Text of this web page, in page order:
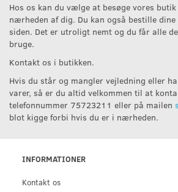
Hos os kan du vælge at besøge vores
nærheden af dig. Du kan også bestille
siden. Det er utroligt nemt og du får alle
bruge.
Kontakt os i butikken.
Hvis du står og mangler vejledning eller
varer, så er du altid velkommen til at
telefonnummer 75723211 eller på mailen
blot kigge forbi hvis du er i nærheden.
INFORMATIONER
Kontakt os